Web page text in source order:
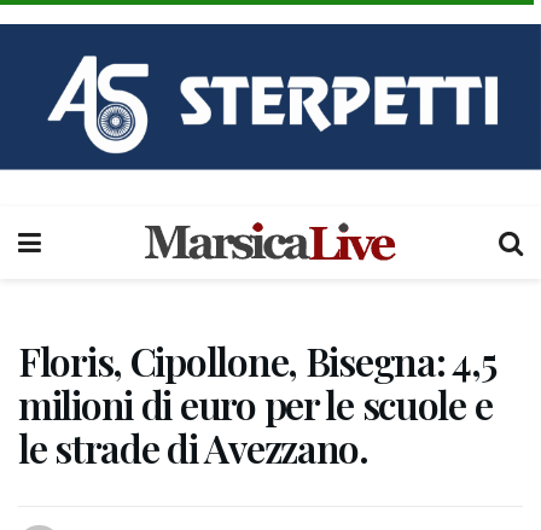
Floris, Cipollone, Bisegna: 4,5
milioni di euro per le scuole e
le strade di Avezzano.